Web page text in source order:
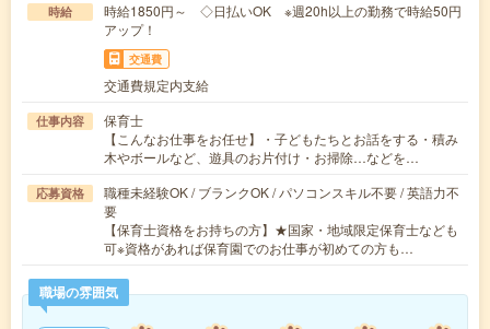
時給
時給1850円～ ◇日払いOK ※週20h以上の勤務で時給50円
アップ！
交通費
交通費規定内支給
仕事内容
保育士
【こんなお仕事をお任せ】・子どもたちとお話をする・積み
木やボールなど、遊具のお片付け・お掃除…などを…
応募資格
職種未経験OK / ブランクOK / パソコンスキル不要 / 英語力不
要
【保育士資格をお持ちの方】★国家・地域限定保育士なども
可※資格があれば保育園でのお仕事が初めての方も…
職場の雰囲気